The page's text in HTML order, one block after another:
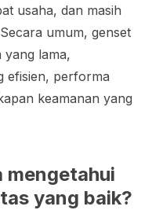
usaha, dan masih
umum, genset
yang lama,
efisien, performa
keamanan yang
mengetahui
yang baik?